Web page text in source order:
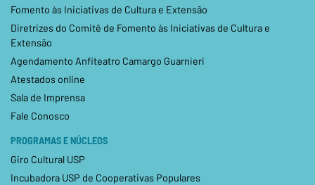
Fomento às Iniciativas de Cultura e Extensão
Diretrizes do Comitê de Fomento às Iniciativas de Cultura e
Extensão
Agendamento Anfiteatro Camargo Guarnieri
Atestados online
Sala de Imprensa
Fale Conosco
PROGRAMAS E NÚCLEOS
Giro Cultural USP
Incubadora USP de Cooperativas Populares